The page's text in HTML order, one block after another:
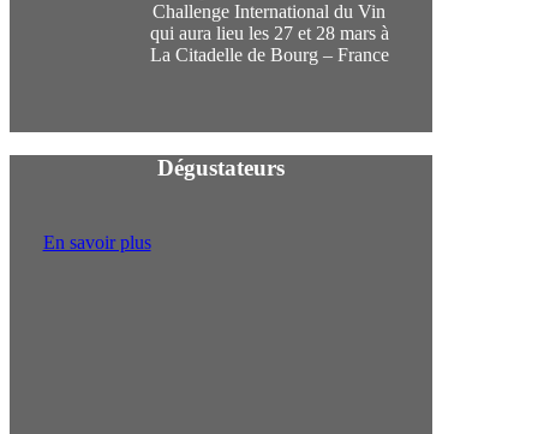
Challenge International du Vin
qui aura lieu les 27 et 28 mars à
La Citadelle de Bourg – France
Dégustateurs
En savoir plus